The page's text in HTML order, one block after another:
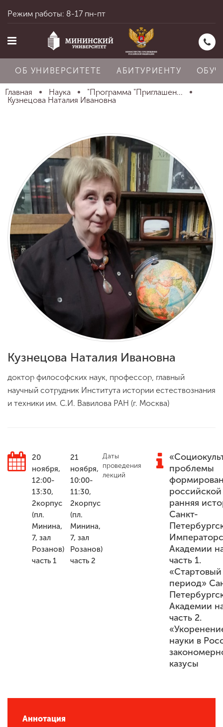
Об университете
Абитуриенту
Обучение
Наука
Международная
деятельность
Другие виды
деятельности
Студенческая жизнь
ENG SPN CHI
Приемная
комиссия
+7 (831) 262-26-20
Режим работы: 8-17 пн-пт
ОБ УНИВЕРСИТЕТЕ АБИТУРИЕНТУ
Главная Наука
"Программа "Приглашен...
Кузнецова Наталия Ивановна
Кузнецова Наталия Ивановна
доктор философских наук, профессор, главный
научный сотрудник Института истории естествознания
и техники им. С.И. Вавилова РАН (г. Москва)
20
ноября,
12:00-
13:30,
2корпус
(пл.
Минина,
7, зал
Розанов)
часть 1
21
ноября,
10:00-
11:30,
2корпус
(пл.
Минина,
7, зал
Розанов)
часть 2
Даты
проведения
лекций
проблемы
российской
ранняя
Санкт-
Академии
часть 1.
«Стартовый
период»
Академии
часть 2.
науки в
казусы
Аннотация